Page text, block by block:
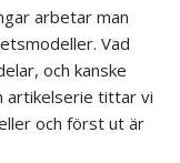
arbetar man
Vad
och kanske
artikelserie tittar vi
och först ut är